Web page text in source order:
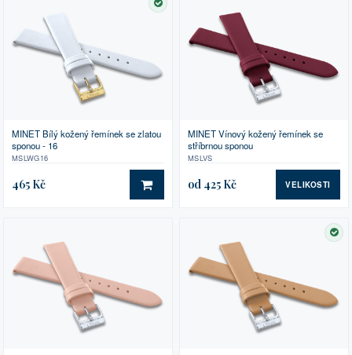
SKLADEM
MINET Bílý kožený řemínek se zlatou
sponou - 16
MSLWG16
465 Kč DO KOŠÍKU
MINET Vínový kožený řemínek se
stříbrnou sponou
MSLVS
od 425 Kč VELIKOSTI